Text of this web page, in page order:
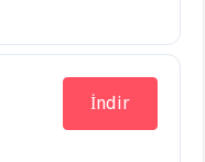
İndir